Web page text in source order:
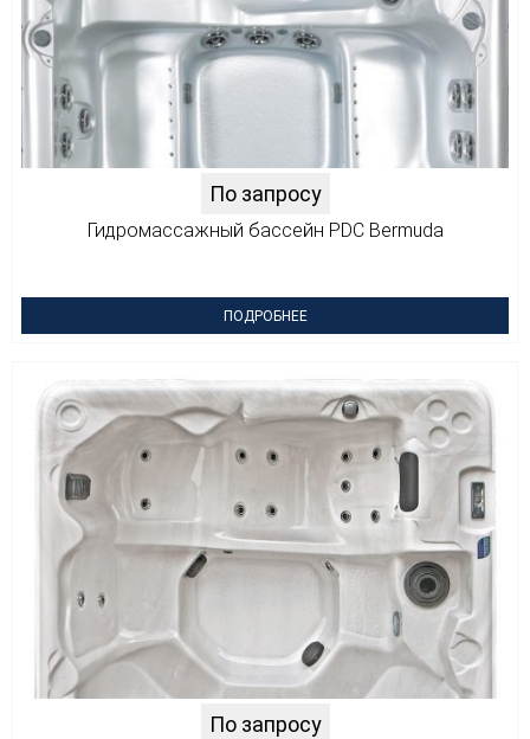
По запросу
Гидромассажный бассейн PDC Bermuda
ПОДРОБНЕЕ
По запросу